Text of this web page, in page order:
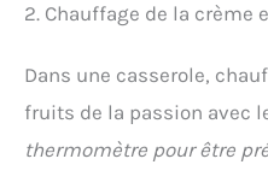
2. Chauffage de la crème
Dans une casserole,
fruits de la passion avec
thermomètre pour être